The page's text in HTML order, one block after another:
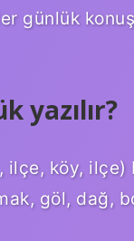
günlük
yazılır?
ilçe, köy,
göl,